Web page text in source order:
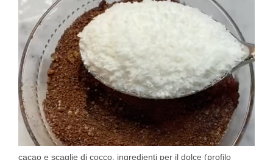
cacao e scaglie di cocco, ingredienti per il dolce (profilo